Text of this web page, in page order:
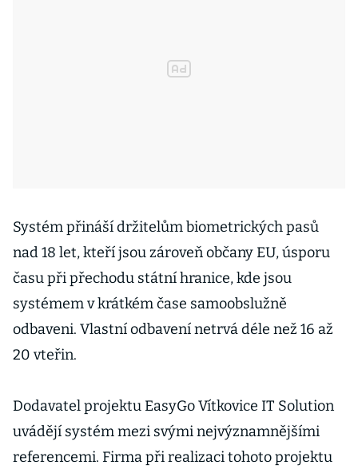
Systém přináší držitelům biometrických pasů
nad 18 let, kteří jsou zároveň občany EU, úsporu
času při přechodu státní hranice, kde jsou
systémem v krátkém čase samoobslužně
odbaveni. Vlastní odbavení netrvá déle než 16 až
20 vteřin.
Dodavatel projektu EasyGo Vítkovice IT Solution
uvádějí systém mezi svými nejvýznamnějšími
referencemi. Firma při realizaci tohoto projektu